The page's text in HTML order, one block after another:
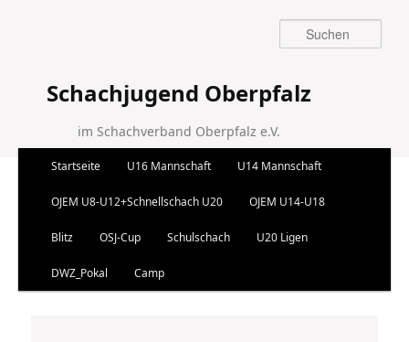
Schachjugend Oberpfalz
im Schachverband Oberpfalz e.V.
Suchen
Zum Inhalt wechseln
Zum sekundären Inhalt wechseln
Startseite U16 Mannschaft U14 Mannschaft
OJEM U8-U12+Schnellschach U20 OJEM U14-U18
Blitz OSJ-Cup Schulschach U20 Ligen
DWZ_Pokal Camp